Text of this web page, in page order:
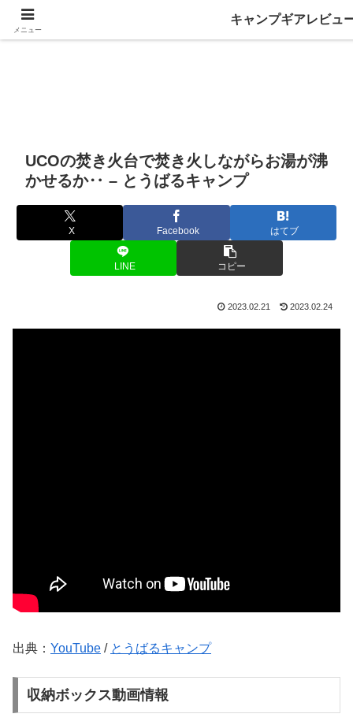
UCOの焚き火台で焚き火しながらお湯が沸
かせるか‥ – とうばるキャンプ
X Facebook はてブ
LINE コピー
2023.02.21 2023.02.24
出典： YouTube / とうばるキャンプ
収納ボックス動画情報
メニュー
キャンプギアレビュ